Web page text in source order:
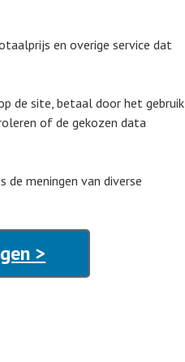
en overige service dat
de site, betaal door het gebruik
of de gekozen data
meningen van diverse
>